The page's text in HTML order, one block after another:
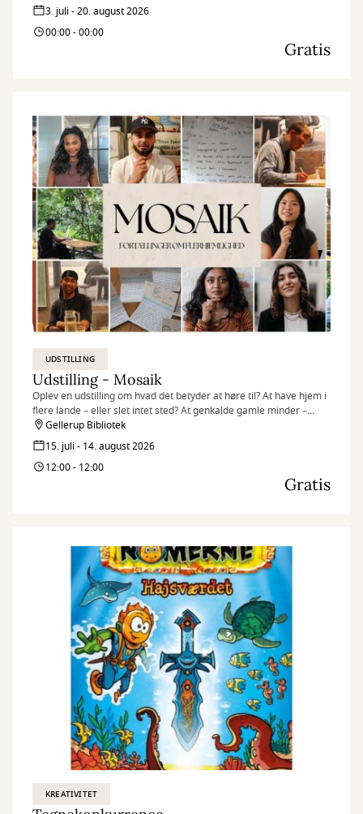
3. juli - 20. august 2026
00:00 - 00:00
Gratis
UDSTILLING
Udstilling - Mosaik
Oplev en udstilling om hvad det betyder at høre til? At have hjem i
flere lande – eller slet intet sted? At genkalde gamle minder –
egne som overleverede? At være en del af fællesskabet – og
alligevel stå ud fra mængden?
Gellerup Bibliotek
15. juli - 14. august 2026
12:00 - 12:00
Gratis
KREATIVITET